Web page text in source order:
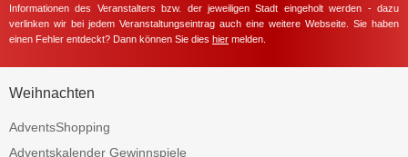
Informationen des Veranstalters bzw. der jeweiligen Stadt eingeholt werden - dazu
verlinken wir bei jedem Veranstaltungseintrag auch eine weitere Webseite. Sie haben
einen Fehler entdeckt? Dann können Sie dies hier melden.
Weihnachten
AdventsShopping
Adventskalender Gewinnspiele